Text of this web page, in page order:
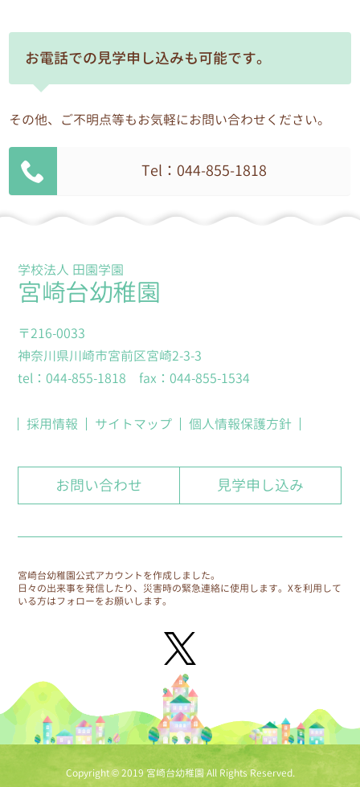
わせ、開示請求には応じません。開示手続きは各
園が窓口となります。
5.個人情報の安全な管理
個人情報への不正アクセス、個人情報の紛失、破
壊、改ざん及び漏えい等に対して、安全対策を講
は、個人情報を適正に取り扱っていると認められ
る委託先を選定し、秘密保持契約等を取り交わす
7.個人情報管理責任者
各園の園長を個人情報管理責任者とし、各園の個
負います。
8.個人情報の保護に関する体制
自ら保有する個人情報を保護するための方針、規
則、計画、実施、監査および見直しを、学園全体
9.個人情報保護に関する相談窓口
個人情報保護に関する相談窓口を、各園に設置し
お電話での見学申し込みも可能です。
その他、ご不明点等もお気軽にお問い合わせください。
Tel：044-855-1818
学校法人 田園学園
宮崎台幼稚園
〒216-0033
神奈川県川崎市宮前区宮崎2-3-3
tel：044-855-1818 fax：044-855-1534
採用情報 サイトマップ 個人情報保護方針
お問い合わせ 見学申し込み
宮崎台幼稚園公式アカウントを作成しました。
日々の出来事を発信したり、災害時の緊急連絡に使用します。Xを利用して
いる方はフォローをお願いします。
Copyright © 2019 宮崎台幼稚園 All Rights Reserved.